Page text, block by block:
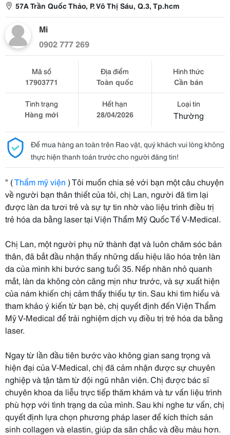
57A Trần Quốc Thảo, P. Võ Thị Sáu, Q.3, Tp.hcm
Mi
0902 777 269
Mã số
17903771
Địa điểm
Toàn quốc
Hình thức
Cần bán
Tình trạng
Hàng mới
Hết hạn
28/04/2026
Loại tin
Thường
Để mua hàng an toàn trên Rao vặt, quý khách vui lòng không
thực hiện thanh toán trước cho người đăng tin!
" (Thẩm mỹ viện ) Tôi muốn chia sẻ với bạn một câu chuyện
về người bạn thân thiết của tôi, chị Lan, người đã tìm lại
được làn da tươi trẻ và sự tự tin nhờ vào liệu trình điều trị
trẻ hóa da bằng laser tại Viện Thẩm Mỹ Quốc Tế V-Medical.
Chị Lan, một người phụ nữ thành đạt và luôn chăm sóc bản
thân, đã bắt đầu nhận thấy những dấu hiệu lão hóa trên làn
da của mình khi bước sang tuổi 35. Nếp nhăn nhỏ quanh
mắt, làn da không còn căng mịn như trước, và sự xuất hiện
của nám khiến chị cảm thấy thiếu tự tin. Sau khi tìm hiểu và
tham khảo ý kiến từ bạn bè, chị quyết định đến Viện Thẩm
Mỹ V-Medical để trải nghiệm dịch vụ điều trị trẻ hóa da bằng
laser.
Ngay từ lần đầu tiên bước vào không gian sang trọng và
hiện đại của V-Medical, chị đã cảm nhận được sự chuyên
nghiệp và tận tâm từ đội ngũ nhân viên. Chị được bác sĩ
chuyên khoa da liễu trực tiếp thăm khám và tư vấn liệu trình
phù hợp với tình trạng da của mình. Sau khi nghe tư vấn, chị
quyết định lựa chọn phương pháp laser để kích thích sản
sinh collagen và elastin, giúp da săn chắc và đều màu hơn.